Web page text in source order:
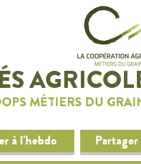
MÉTIERS DU
à l'hebdo Partager